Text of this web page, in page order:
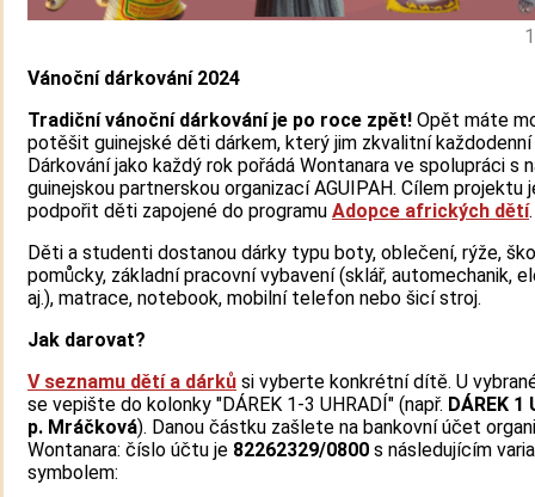
Vánoční dárkování 2024
Tradiční vánoční dárkování je po roce zpět! Opět máte
potěšit guinejské děti dárkem, který jim zkvalitní
Dárkování jako každý rok pořádá Wontanara ve spolupráci s
guinejskou partnerskou organizací AGUIPAH. Cílem projektu
podpořit děti zapojené do programu Adopce afrických dětí.
Děti a studenti dostanou dárky typu boty, oblečení, rýže,
pomůcky, základní pracovní vybavení (sklář, automechanik,
aj.), matrace, notebook, mobilní telefon nebo šicí stroj.
Jak darovat?
V seznamu dětí a dárků si vyberte konkrétní dítě. U
se vepište do kolonky "DÁREK 1-3 UHRADÍ" (např. DÁREK 1
p. Mráčková). Danou částku zašlete na bankovní účet
Wontanara: číslo účtu je 82262329/0800 s následujícím
symbolem: